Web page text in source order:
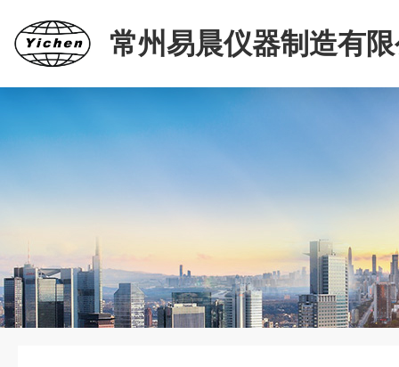
常州易晨仪器制造有